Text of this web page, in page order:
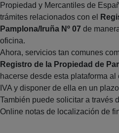
Propiedad y Mercantiles de
trámites relacionados con el
Pamplona/Iruña Nº 07 de
oficina.
Ahora, servicios tan comunes
Registro de la Propiedad de
hacerse desde esta plataforma al
IVA y disponer de ella en un
También puede solicitar a través
Online notas de localización de